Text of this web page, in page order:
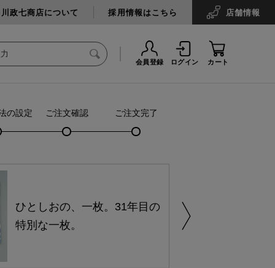
政七商店について 採用情報はこちら 店舗情報
会員登録 ログイン カート
の設定 ご注文確認 ご注文完了
ひとしおの、一枚。31年目の
特別な一枚。